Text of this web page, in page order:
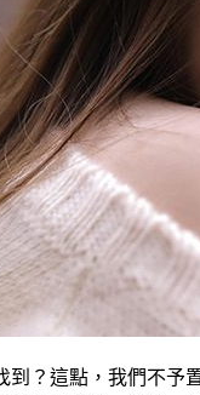
到？這點，我們不予